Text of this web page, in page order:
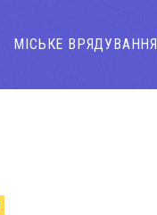
МІСЬКЕ ВРЯДУВАННЯ